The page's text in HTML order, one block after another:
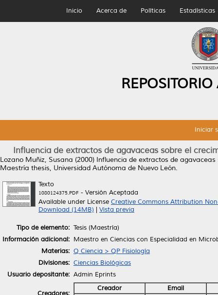
Inicio Acerca de Políticas Estadísticas
Iniciar
Influencia de extractos de agavaceas sobre el
Lozano Muñiz, Susana (2000) Influencia de extractos de
Maestría thesis, Universidad Autónoma de Nuevo León.
Texto
1080124375.PDF - Versión Aceptada
Available under License Creative Commons Attribution
Download (14MB)
Vista previa
Tipo de elemento: Tesis (Maestría)
Información adicional: Maestro en Ciencias con Especialidad en
Materias: Q Ciencia > QP Fisiología
Divisiones: Ciencias Biológicas
Usuario depositante: Admin Eprints
Creadores:
Creador
Email